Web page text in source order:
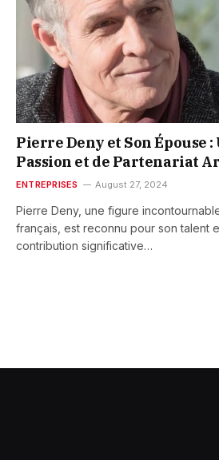
Pierre Deny et Son Épouse :
Passion et de Partenariat
ENTREPRISES August 27, 2024
Pierre Deny, une figure
français, est reconnu pour son talent
contribution significative…